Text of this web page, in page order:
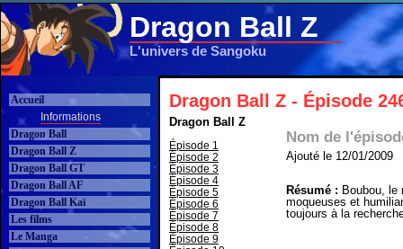
Dragon Ball Z
L'univers de Sangoku
Accueil
Informations
Dragon Ball
Dragon Ball Z
Dragon Ball GT
Dragon Ball AF
Dragon Ball Kaï
Les films
Le Manga
Dragon Ball Z - Épisode
Dragon Ball Z
Épisode 1
Épisode 2
Épisode 3
Épisode 4
Épisode 5
Épisode 6
Épisode 7
Épisode 8
Épisode 9
Nom de
Ajouté le 12/01/2009
Résumé : Boubou, le
moqueuses et
toujours à la